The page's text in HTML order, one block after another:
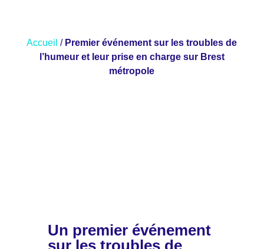
Accueil / Premier événement sur les troubles de
l’humeur et leur prise en charge sur Brest
métropole
Un premier événement
sur les troubles de